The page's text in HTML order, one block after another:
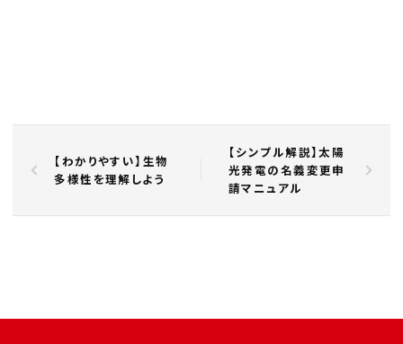
【わかりやすい】生物
多様性を理解しよう
【シンプル解説】太陽
光発電の名義変更申
請マニュアル